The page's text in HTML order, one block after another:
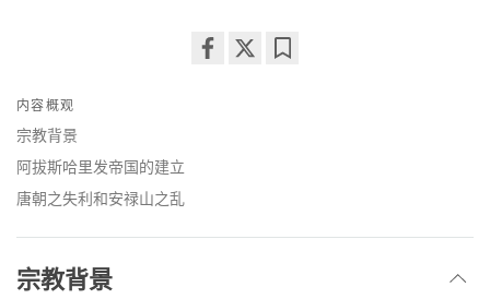
内容概观
宗教背景
阿拔斯哈里发帝国的建立
唐朝之失利和安禄山之乱
宗教背景